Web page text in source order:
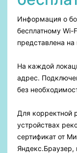
Информация о
бесплатному Wi-
представлена на
На каждой
адрес.
без
Для корректной
устройствах
сертификат от